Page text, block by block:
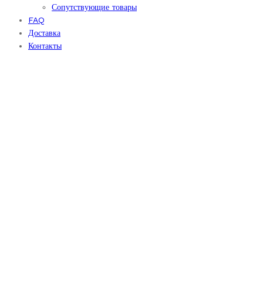
Сопутствующие товары
FAQ
Доставка
Контакты